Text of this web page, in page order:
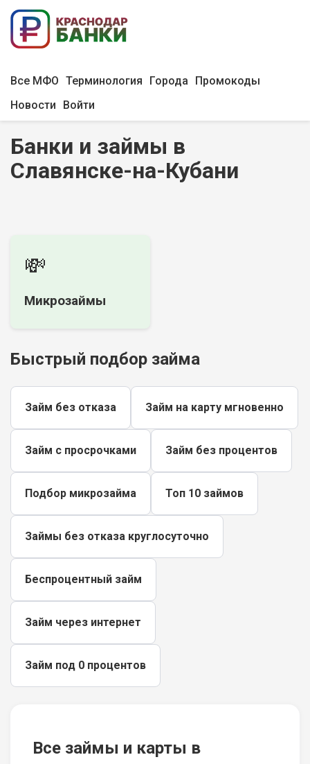
Все МФО Терминология Города
Промокоды
Новости
Войти
Банки и займы в
Славянске-на-Кубани
💸
Микрозаймы
Быстрый подбор займа
Займ без отказа Займ на карту мгновенно
Займ с просрочками Займ без процентов
Подбор микрозайма Топ 10 займов
Займы без отказа круглосуточно
Беспроцентный займ
Займ через интернет
Займ под 0 процентов
Все займы и карты в